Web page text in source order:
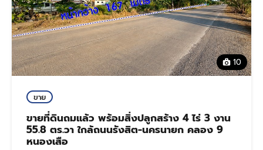
10
ขาย
ขายที่ดินถมแล้ว พร้อมสิ่งปลูกสร้าง 4 ไร่ 3 งาน
55.8 ตร.วา ใกล้ถนนรังสิต-นครนายก คลอง 9
หนองเสือ